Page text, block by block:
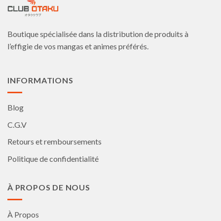
être
sur
la
sur
Boutique spécialisée dans la distribution de produits à
l’effigie de vos mangas et animes préférés.
INFORMATIONS
Blog
C.G.V
Retours et remboursements
Politique de confidentialité
À PROPOS DE NOUS
À Propos